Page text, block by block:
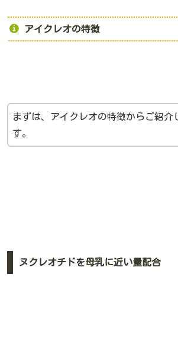
アイクレオの特徴
まずは、アイクレオの特徴からご紹介
す。
ヌクレオチドを母乳に近い量配合